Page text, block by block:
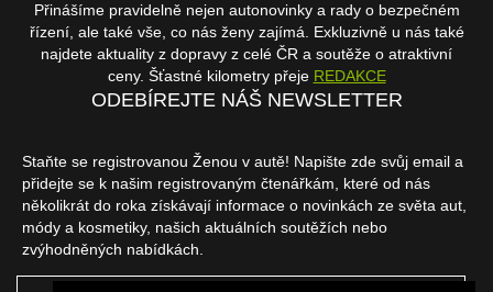
Přinášíme pravidelně nejen autonovinky a rady o bezpečném
řízení, ale také vše, co nás ženy zajímá. Exkluzivně u nás také
najdete aktuality z dopravy z celé ČR a soutěže o atraktivní
ceny. Šťastné kilometry přeje REDAKCE
ODEBÍREJTE NÁŠ NEWSLETTER
Staňte se registrovanou Ženou v autě! Napište zde svůj email a
přidejte se k našim registrovaným čtenářkám, které od nás
několikrát do roka získávají informace o novinkách ze světa aut,
módy a kosmetiky, našich aktuálních soutěžích nebo
zvýhodněných nabídkách.